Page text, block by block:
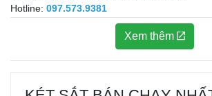
Hotline: 097.573.9381
Xem thêm